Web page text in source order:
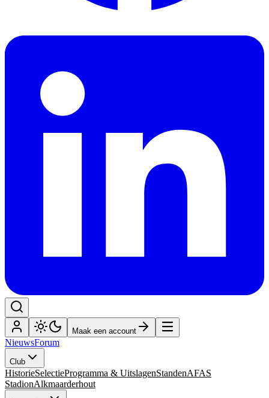
Maak een account
NieuwsForum
Club
HistorieSelectieProgramma & UitslagenStandenAFAS
StadionAlkmaarderhout